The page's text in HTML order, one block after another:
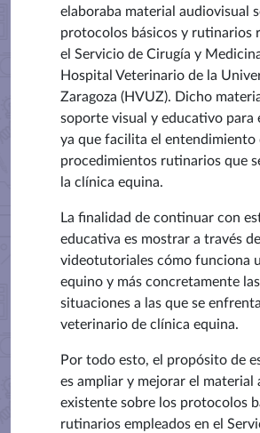
elaboraba material audiovisual
protocolos básicos y rutinarios
el Servicio de Cirugía y
Hospital Veterinario de la
Zaragoza (HVUZ). Dicho
soporte visual y educativo para
ya que facilita el entendimiento
procedimientos rutinarios que
la clínica equina.
La finalidad de continuar con
educativa es mostrar a través
videotutoriales cómo funciona
equino y más concretamente
situaciones a las que se
veterinario de clínica equina.
Por todo esto, el propósito de
es ampliar y mejorar el material
existente sobre los protocolos
rutinarios empleados en el